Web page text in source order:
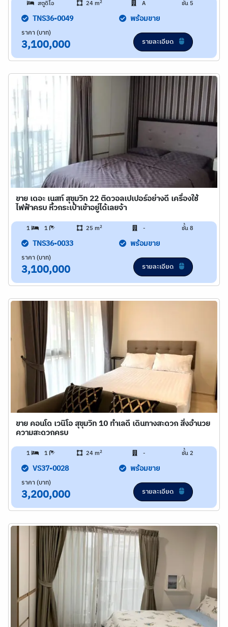
สตูดิโอ 24 m2 A ชั้น 5
TNS36-0049 พร้อมขาย
ราคา (บาท)
3,100,000 รายละเอียด
ขาย เดอะ เนสท์ สุขุมวิท 22 ติดวอลเปเปอร์อย่างดี เครื่องใช้
ไฟฟ้าครบ หิ้วกระเป๋าเข้าอยู่ได้เลยจ้า
1 1 25 m2 - ชั้น 8
TNS36-0033 พร้อมขาย
ราคา (บาท)
3,100,000 รายละเอียด
ขาย คอนโด เวนิโอ สุขุมวิท 10 ทำเลดี เดินทางสะดวก สิ่งอำนวย
ความสะดวกครบ
1 1 24 m2 - ชั้น 2
VS37-0028 พร้อมขาย
ราคา (บาท)
3,200,000 รายละเอียด